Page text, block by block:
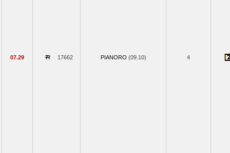
07.29 17662 PIANORO (09.10) 4